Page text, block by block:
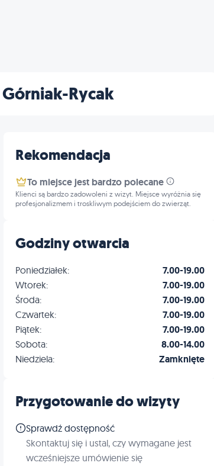
Rycak
Rekomendacja
To miejsce jest bardzo polecane
Klienci są bardzo zadowoleni z wizyt. Miejsce wyróżnia się
profesjonalizmem i troskliwym podejściem do zwierząt.
Godziny otwarcia
Poniedziałek: 7.00-19.00
Wtorek: 7.00-19.00
Środa: 7.00-19.00
Czwartek: 7.00-19.00
Piątek: 7.00-19.00
Sobota: 8.00-14.00
Niedziela: Zamknięte
Przygotowanie do wizyty
Sprawdź dostępność
Skontaktuj się i ustal, czy wymagane jest
wcześniejsze umówienie się